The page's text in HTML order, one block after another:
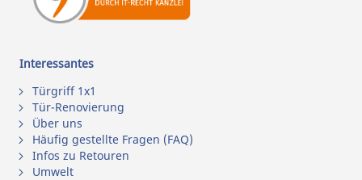
Interessantes
Türgriff 1x1
Tür-Renovierung
Über uns
Häufig gestellte Fragen (FAQ)
Infos zu Retouren
Umwelt